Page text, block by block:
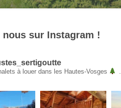
nous sur Instagram !
à louer dans les Hautes-Vosges .